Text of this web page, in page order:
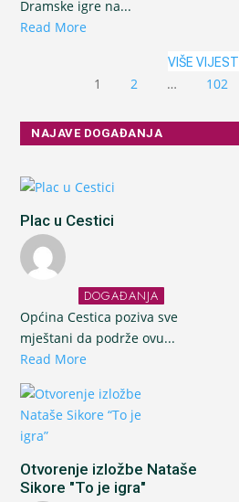
Dramske igre na...
Read More
VIŠE VIJESTI
1 2 … 102
NAJAVE DOGAĐANJA
Plac u Cestici
DOGAĐANJA
Općina Cestica poziva sve
mještani da podrže ovu...
Read More
Otvorenje izložbe Nataše
Sikore "To je igra"